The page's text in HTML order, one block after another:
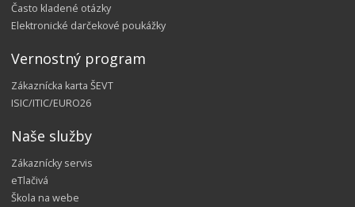
Často kladené otázky
Elektronické darčekové poukážky
Vernostný program
Zákaznícka karta ŠEVT
ISIC/ITIC/EURO26
Naše služby
Zákaznícky servis
eTlačivá
Škola na webe